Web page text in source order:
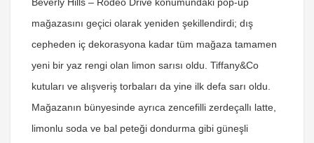
mağazasını geçici olarak yeniden şekillendirdi; dış
cepheden iç dekorasyona kadar tüm mağaza tamamen
yeni bir yaz rengi olan limon sarısı oldu. Tiffany&Co
kutuları ve alışveriş torbaları da yine ilk defa sarı oldu.
Mağazanın bünyesinde ayrıca zencefilli zerdeçallı latte,
limonlu soda ve bal peteği dondurma gibi güneşli